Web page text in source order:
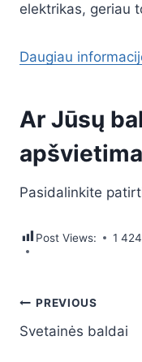
elektrikas, geriau
Daugiau
Ar Jūsų
Pasidalinkite
Post Views: 1 424
Navigacija
tarp
PREVIOUS
Svetainės baldai